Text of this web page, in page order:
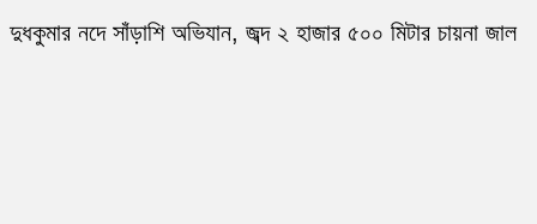
দুধকুমার নদে সাঁড়াশি অভিযান, জব্দ ২ হাজার ৫০০ মিটার চায়না জাল